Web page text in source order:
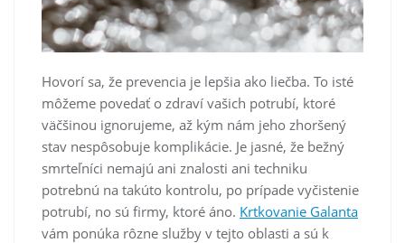
Hovorí sa, že prevencia je lepšia ako liečba. To isté
môžeme povedať o zdraví vašich potrubí, ktoré
väčšinou ignorujeme, až kým nám jeho zhoršený
stav nespôsobuje komplikácie. Je jasné, že bežný
smrteľníci nemajú ani znalosti ani techniku
potrebnú na takúto kontrolu, po prípade vyčistenie
potrubí, no sú firmy, ktoré áno. Krtkovanie Galanta
vám ponúka rôzne služby v tejto oblasti a sú k